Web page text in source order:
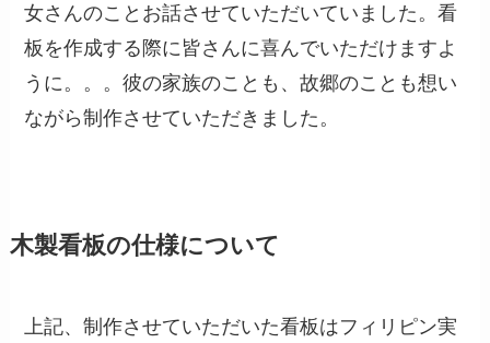
女さんのことお話させていただいていました。看
板を作成する際に皆さんに喜んでいただけますよ
うに。。。彼の家族のことも、故郷のことも想い
ながら制作させていただきました。
木製看板の仕様について
上記、制作させていただいた看板はフィリピン実